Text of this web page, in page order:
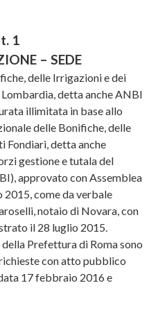
1
– SEDE
delle Irrigazioni e dei
detta anche ANBI
illimitata in base allo
delle Bonifiche, delle
Fondiari, detta anche
gestione e tutala del
approvato con Assemblea
2015, come da verbale
notaio di Novara, con
il 28 luglio 2015.
Prefettura di Roma sono
con atto pubblico
17 febbraio 2016 e